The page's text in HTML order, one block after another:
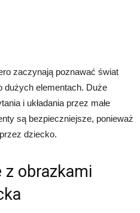
zaczynają poznawać świat
dużych elementach. Duże
i układania przez małe
są bezpieczniejsze, ponieważ
dziecko.
z obrazkami